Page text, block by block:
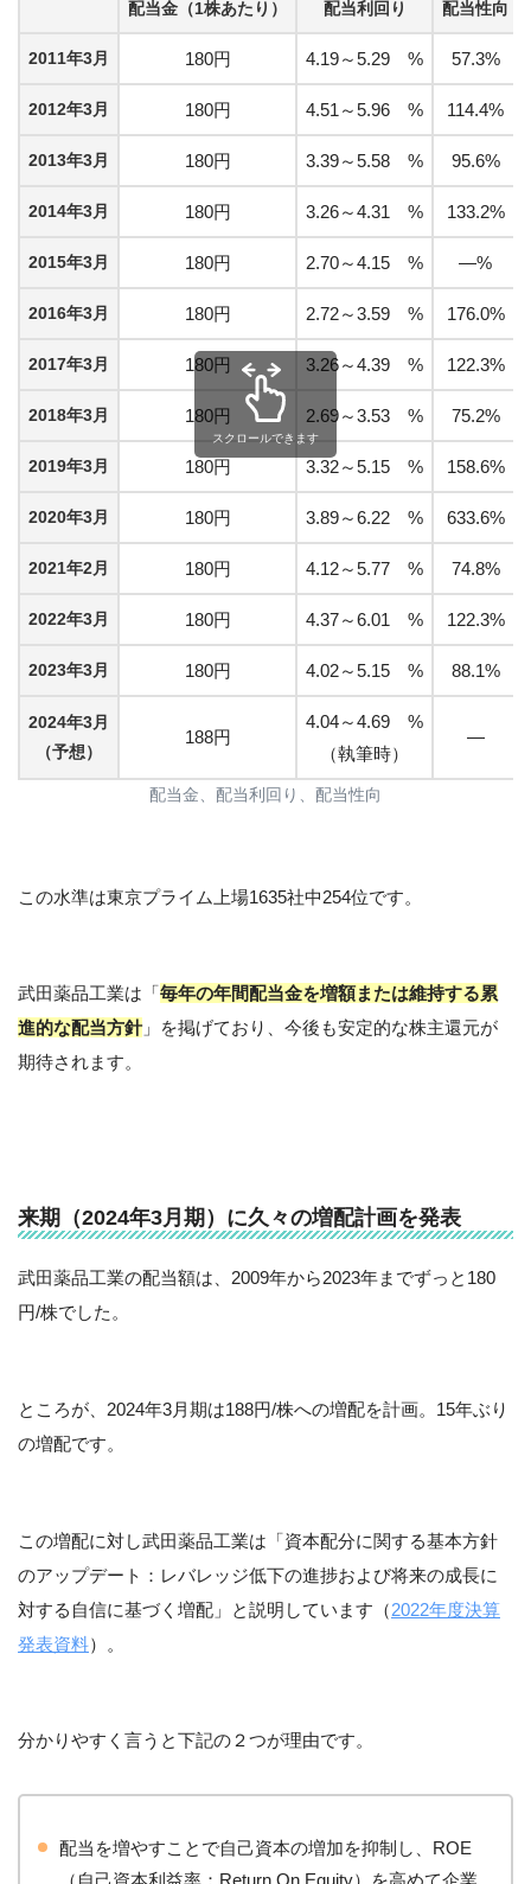
配当金（1株あたり） 配当利回り 配当性向
2011年3月 180円 4.19～5.29 % 57.3%
2012年3月 180円 4.51～5.96 % 114.4%
2013年3月 180円 3.39～5.58 % 95.6%
2014年3月 180円 3.26～4.31 % 133.2%
2015年3月 180円 2.70～4.15 % —%
2016年3月 180円 2.72～3.59 % 176.0%
2017年3月 180円 3.26～4.39 % 122.3%
2018年3月 180円 2.69～3.53 % 75.2%
2019年3月 180円 3.32～5.15 % 158.6%
2020年3月 180円 3.89～6.22 % 633.6%
2021年2月 180円 4.12～5.77 % 74.8%
2022年3月 180円 4.37～6.01 % 122.3%
2023年3月 180円 4.02～5.15 % 88.1%
2024年3月
（予想）
188円
4.04～4.69 %
（執筆時）
—
配当金、配当利回り、配当性向
スクロールできます
この水準は東京プライム上場1635社中254位です。
武田薬品工業は「 毎年の年間配当金を増額または維持する累
進的な配当方針」を掲げており、今後も安定的な株主還元が
期待されます。
来期（2024年3月期）に久々の増配計画を発表
武田薬品工業の配当額は、2009年から2023年までずっと180
円/株でした。
ところが、2024年3月期は188円/株への増配を計画。15年ぶり
の増配です。
この増配に対し武田薬品工業は「資本配分に関する基本方針
のアップデート：レバレッジ低下の進捗および将来の成長に
対する自信に基づく増配」と説明しています（2022年度決算
発表資料）。
分かりやすく言うと下記の２つが理由です。
配当を増やすことで自己資本の増加を抑制し、ROE
（自己資本利益率：Return On Equity）を高めて企業